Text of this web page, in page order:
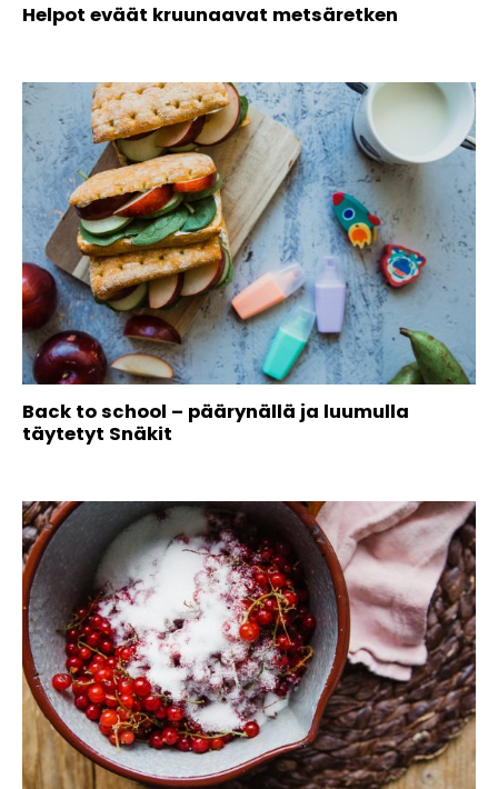
Helpot eväät kruunaavat metsäretken
Back to school – päärynällä ja luumulla
täytetyt Snäkit